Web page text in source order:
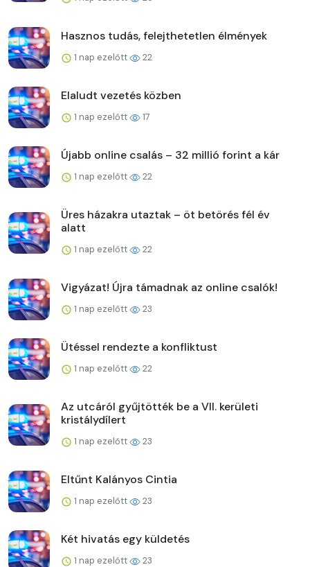
Hasznos tudás, felejthetetlen élmények
1 nap ezelőtt 22
Elaludt vezetés közben
1 nap ezelőtt 17
Újabb online csalás – 32 millió forint a kár
1 nap ezelőtt 22
Üres házakra utaztak – öt betörés fél év
alatt
1 nap ezelőtt 22
Vigyázat! Újra támadnak az online csalók!
1 nap ezelőtt 23
Ütéssel rendezte a konfliktust
1 nap ezelőtt 22
Az utcáról gyűjtötték be a VII. kerületi
kristálydílert
1 nap ezelőtt 23
Eltűnt Kalányos Cintia
1 nap ezelőtt 23
Két hivatás egy küldetés
1 nap ezelőtt 23